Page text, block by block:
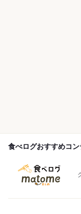
食べログおすすめコン